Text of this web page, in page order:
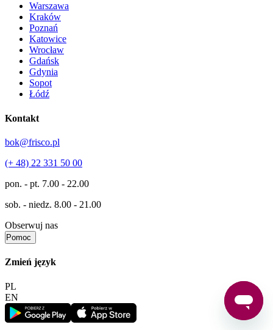
Warszawa
Kraków
Poznań
Katowice
Wrocław
Gdańsk
Gdynia
Sopot
Łódź
Kontakt
bok@frisco.pl
(+ 48) 22 331 50 00
pon. - pt. 7.00 - 22.00
sob. - niedz. 8.00 - 21.00
Obserwuj nas
Pomoc
Zmień język
PL
EN